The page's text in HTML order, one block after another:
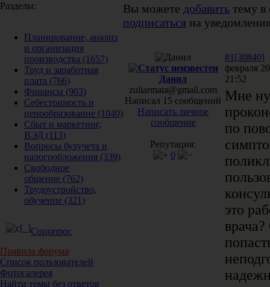
Разделы:
Планирование, анализ
и организация
производства (1657)
Труд и заработная
плата (766)
Финансы (903)
Себестоимость и
ценообразование (1040)
Сбыт и маркетинг,
ВЭД (113)
Вопросы бухучета и
налогообложения (339)
Свободное
общение (762)
Трудоустройство,
обучение (321)
Соцопрос
Правила форума
Список пользователей
Фотогалерея
Найти темы без ответов
Вы можете добавить тему в
подписаться на
Данил
zuliarmata@gmail.com
Написал 15 сообщений
Написать личное
сообщение
Репутация:
0
#1[30840]
февраля
21:52
Мне
по
это